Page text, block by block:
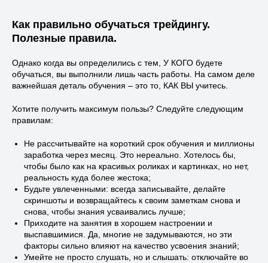
Как правильно обучаться трейдингу.
Полезные правила.
Однако когда вы определились с тем, У КОГО будете
обучаться, вы выполнили лишь часть работы. На самом деле
важнейшая деталь обучения – это то, КАК ВЫ учитесь.
Хотите получить максимум пользы? Следуйте следующим
правилам:
Не рассчитывайте на короткий срок обучения и миллионы
заработка через месяц. Это нереально. Хотелось бы,
чтобы было как на красивых роликах и картинках, но нет,
реальность куда более жестока;
Будьте увлеченными: всегда записывайте, делайте
скриншоты и возвращайтесь к своим заметкам снова и
снова, чтобы знания усваивались лучше;
Приходите на занятия в хорошем настроении и
выспавшимися. Да, многие не задумываются, но эти
факторы сильно влияют на качество усвоения знаний;
Умейте не просто слушать, но и слышать: отключайте во